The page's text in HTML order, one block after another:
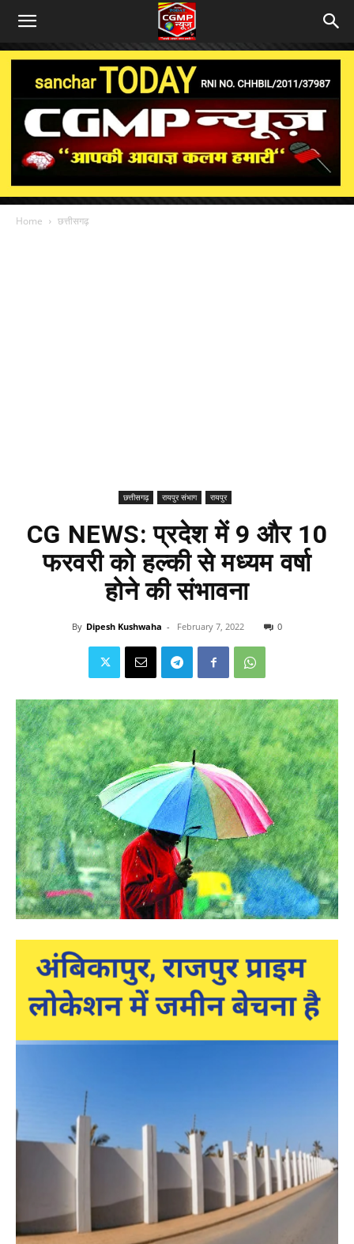
Home छत्तीसगढ़
छत्तीसगढ़ रायपुर संभाग रायपुर
CG NEWS: प्रदेश में 9 और 10
फरवरी को हल्की से मध्यम वर्षा
होने की संभावना
By Dipesh Kushwaha - February 7, 2022 0